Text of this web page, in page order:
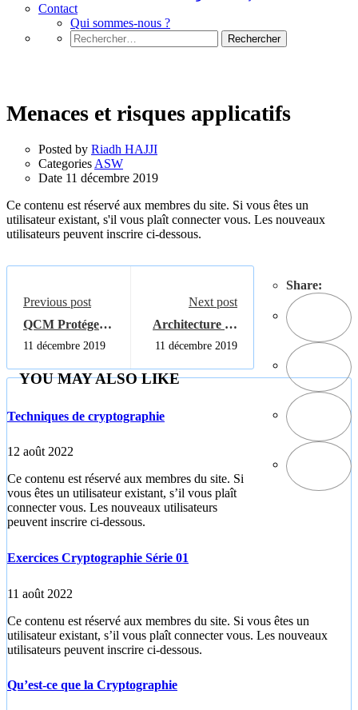
Contact
Qui sommes-nous ?
Rechercher :
Menaces et risques applicatifs
Posted by Riadh HAJJI
Categories ASW
Date 11 décembre 2019
Ce contenu est réservé aux membres du site. Si vous êtes un
utilisateur existant, s'il vous plaît connecter vous. Les nouveaux
utilisateurs peuvent inscrire ci-dessous.
Share:
Previous post
QCM Protéger
ses pages web
11 décembre 2019
Next post
Architecture de
Magento
11 décembre 2019
YOU MAY ALSO LIKE
Techniques de cryptographie
12 août 2022
Ce contenu est réservé aux membres du site. Si
vous êtes un utilisateur existant, s’il vous plaît
connecter vous. Les nouveaux utilisateurs
peuvent inscrire ci-dessous.
Exercices Cryptographie Série 01
11 août 2022
Ce contenu est réservé aux membres du site. Si vous êtes un
utilisateur existant, s’il vous plaît connecter vous. Les nouveaux
utilisateurs peuvent inscrire ci-dessous.
Qu’est-ce que la Cryptographie